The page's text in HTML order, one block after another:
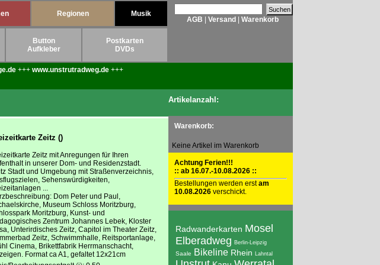
Regionen Musik
Button
Aufkleber
Postkarten
DVDs
AGB Versand Warenkorb
+++ www.unstrutradweg.de+++
Zeitz ()
Zeitz mit Anregungen für Ihren
in unserer Dom- und Residenzstadt.
Stadt und Umgebung mit Straßenverzeichnis,
Sehenswürdigkeiten,
...
Dom Peter und Paul,
Museum Schloss Moritzburg,
Moritzburg, Kunst- und
Zentrum Johannes Lebek, Kloster
Unterirdisches Zeitz, Capitol im Theater Zeitz,
Zeitz, Schwimmhalle, Reitsportanlage,
Cinema, Brikettfabrik Herrmanschacht,
Format ca A1, gefaltet 12x21cm
Artikelanzahl:
Warenkorb:
Keine Artikel im Warenkorb
Achtung Ferien!!!
:: ab 16.07.-10.08.2026 ::
Bestellungen werden erstam
10.08.2026 verschickt.
Radwanderkarten Mosel
Elberadweg Berlin-Leipzig
Saale Bikeline Rhein Lahntal